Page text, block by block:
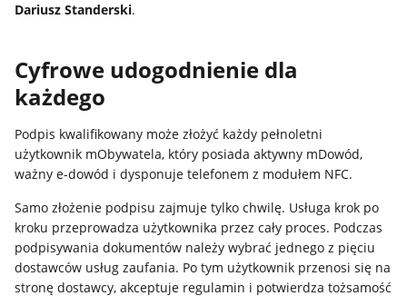
Dariusz Standerski.
Cyfrowe udogodnienie dla
każdego
Podpis kwalifikowany może złożyć każdy pełnoletni
użytkownik mObywatela, który posiada aktywny mDowód,
ważny e-dowód i dysponuje telefonem z modułem NFC.
Samo złożenie podpisu zajmuje tylko chwilę. Usługa krok po
kroku przeprowadza użytkownika przez cały proces. Podczas
podpisywania dokumentów należy wybrać jednego z pięciu
dostawców usług zaufania. Po tym użytkownik przenosi się na
stronę dostawcy, akceptuje regulamin i potwierdza tożsamość